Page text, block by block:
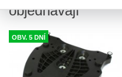
objednávají
OBV. 5 DNÍ